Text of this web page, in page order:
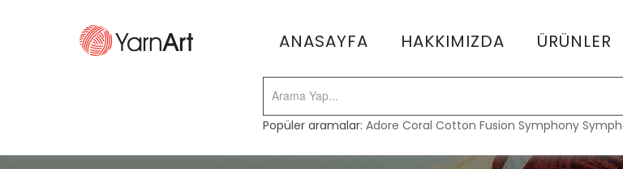
ANASAYFA HAKKIMIZDA ÜRÜNLER
Popüler aramalar:Adore Coral Cotton Fusion Symphony